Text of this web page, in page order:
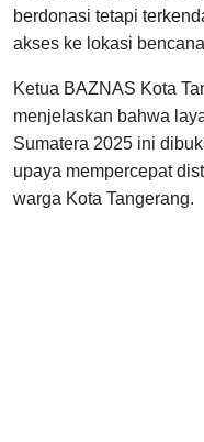
berdonasi tetapi
akses ke lokasi
Ketua BAZNAS Kota
menjelaskan bahwa
Sumatera 2025 ini
upaya mempercepat
warga Kota Tangerang.